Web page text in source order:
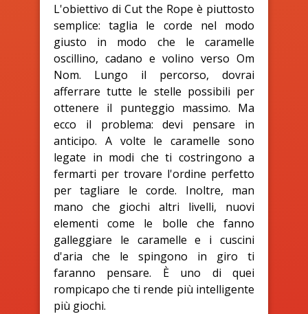
L'obiettivo di Cut the Rope è piuttosto
semplice: taglia le corde nel modo
giusto in modo che le caramelle
oscillino, cadano e volino verso Om
Nom. Lungo il percorso, dovrai
afferrare tutte le stelle possibili per
ottenere il punteggio massimo. Ma
ecco il problema: devi pensare in
anticipo. A volte le caramelle sono
legate in modi che ti costringono a
fermarti per trovare l'ordine perfetto
per tagliare le corde. Inoltre, man
mano che giochi altri livelli, nuovi
elementi come le bolle che fanno
galleggiare le caramelle e i cuscini
d'aria che le spingono in giro ti
faranno pensare. È uno di quei
rompicapo che ti rende più intelligente
più giochi.